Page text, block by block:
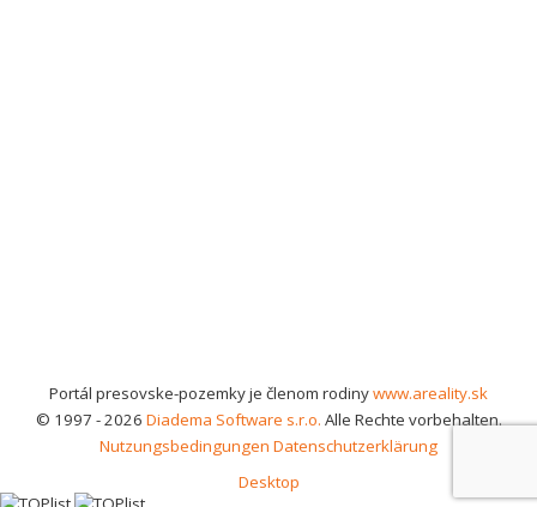
Portál presovske-pozemky je členom rodinywww.areality.sk
© 1997 - 2026 Diadema Software s.r.o. Alle Rechte vorbehalten.
Nutzungsbedingungen Datenschutzerklärung
Desktop